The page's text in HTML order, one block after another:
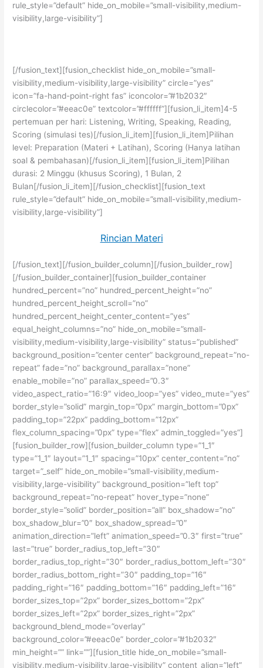
rule_style=”default” hide_on_mobile=”small-visibility,medium-
visibility,large-visibility”]
[/fusion_text][fusion_checklist hide_on_mobile=”small-
visibility,medium-visibility,large-visibility” circle=”yes”
icon=”fa-hand-point-right fas” iconcolor=”#1b2032″
circlecolor=”#eeac0e” textcolor=”#ffffff”][fusion_li_item]4-5
pertemuan per hari: Listening, Writing, Speaking, Reading,
Scoring (simulasi tes)[/fusion_li_item][fusion_li_item]Pilihan
level: Preparation (Materi + Latihan), Scoring (Hanya latihan
soal & pembahasan)[/fusion_li_item][fusion_li_item]Pilihan
durasi: 2 Minggu (khusus Scoring), 1 Bulan, 2
Bulan[/fusion_li_item][/fusion_checklist][fusion_text
rule_style=”default” hide_on_mobile=”small-visibility,medium-
visibility,large-visibility”]
Rincian Materi
[/fusion_text][/fusion_builder_column][/fusion_builder_row]
[/fusion_builder_container][fusion_builder_container
hundred_percent=”no” hundred_percent_height=”no”
hundred_percent_height_scroll=”no”
hundred_percent_height_center_content=”yes”
equal_height_columns=”no” hide_on_mobile=”small-
visibility,medium-visibility,large-visibility” status=”published”
background_position=”center center” background_repeat=”no-
repeat” fade=”no” background_parallax=”none”
enable_mobile=”no” parallax_speed=”0.3″
video_aspect_ratio=”16:9″ video_loop=”yes” video_mute=”yes”
border_style=”solid” margin_top=”0px” margin_bottom=”0px”
padding_top=”22px” padding_bottom=”12px”
flex_column_spacing=”0px” type=”flex” admin_toggled=”yes”]
[fusion_builder_row][fusion_builder_column type=”1_1″
type=”1_1″ layout=”1_1″ spacing=”10px” center_content=”no”
target=”_self” hide_on_mobile=”small-visibility,medium-
visibility,large-visibility” background_position=”left top”
background_repeat=”no-repeat” hover_type=”none”
border_style=”solid” border_position=”all” box_shadow=”no”
box_shadow_blur=”0″ box_shadow_spread=”0″
animation_direction=”left” animation_speed=”0.3″ first=”true”
last=”true” border_radius_top_left=”30″
border_radius_top_right=”30″ border_radius_bottom_left=”30″
border_radius_bottom_right=”30″ padding_top=”16″
padding_right=”16″ padding_bottom=”16″ padding_left=”16″
border_sizes_top=”2px” border_sizes_bottom=”2px”
border_sizes_left=”2px” border_sizes_right=”2px”
background_blend_mode=”overlay”
background_color=”#eeac0e” border_color=”#1b2032″
min_height=”” link=””][fusion_title hide_on_mobile=”small-
visibility,medium-visibility,large-visibility” content_align=”left”